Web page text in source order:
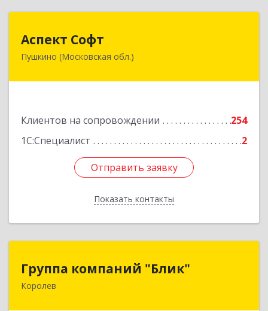
Аспект Софт
Пушкино (Московская обл.)
Клиентов на сопровождении
254
1С:Специалист
2
Отправить заявку
Показать контакты
141205, Московская обл, Пушкинский р-н,
Отправить заявку
Назад
Группа компаний "Блик"
Королев
Группа компаний "Блик"